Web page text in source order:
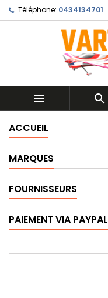
Téléphone: 0434134701
 
ACCUEIL
MARQUES
FOURNISSEURS
PAIEMENT VIA PAYPAL